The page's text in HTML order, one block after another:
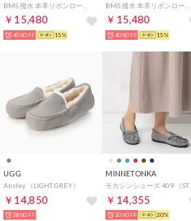
￥15,480
40%OFF 15%
￥15,480
40%OFF 15%
UGG
Ansley （LIGHT GREY）
￥14,850
28%OFF
MINNETONKA
￥14,355
20%OFF 20%